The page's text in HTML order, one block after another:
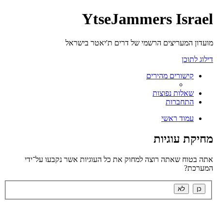
YtseJammers Israel
מועדון המעריצים הרשמי של דרים ת'יאטר בישראל
דילוג לתוכן
קישורים מהירים
שאלות נפוצות
התחברות
עמוד ראשי
מחיקת עוגיות
אתה בטוח שאתה רוצה למחוק את כל העוגיות אשר נקבעו על־ידי
המערכת?